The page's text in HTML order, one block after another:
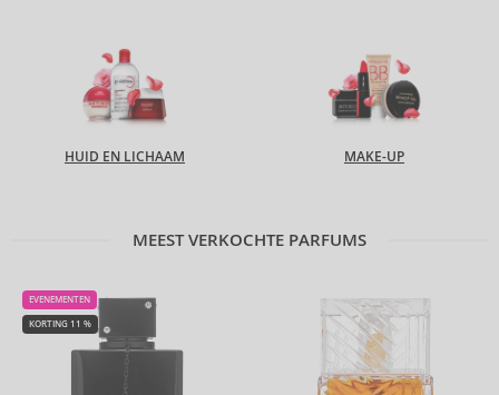
HUID EN LICHAAM MAKE-UP
MEEST VERKOCHTE PARFUMS
EVENEMENTEN
KORTING 11 %